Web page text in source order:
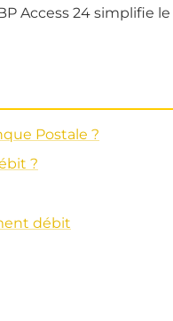
Access 24 simplifie
Postale ?
?
débit